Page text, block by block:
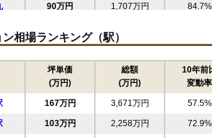
90万円 1,707万円 84.7%
相場ランキング（駅）
坪単価
(万円)
総額
(万円)
10年前比
変動率
167万円 3,671万円 57.5%
103万円 2,258万円 72.9%